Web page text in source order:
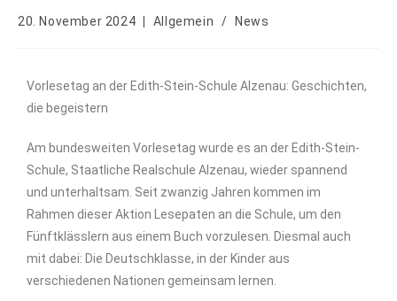
20. November 2024 Allgemein / News
Vorlesetag an der Edith-Stein-Schule Alzenau: Geschichten,
die begeistern
Am bundesweiten Vorlesetag wurde es an der Edith-Stein-
Schule, Staatliche Realschule Alzenau, wieder spannend
und unterhaltsam. Seit zwanzig Jahren kommen im
Rahmen dieser Aktion Lesepaten an die Schule, um den
Fünftklässlern aus einem Buch vorzulesen. Diesmal auch
mit dabei: Die Deutschklasse, in der Kinder aus
verschiedenen Nationen gemeinsam lernen.